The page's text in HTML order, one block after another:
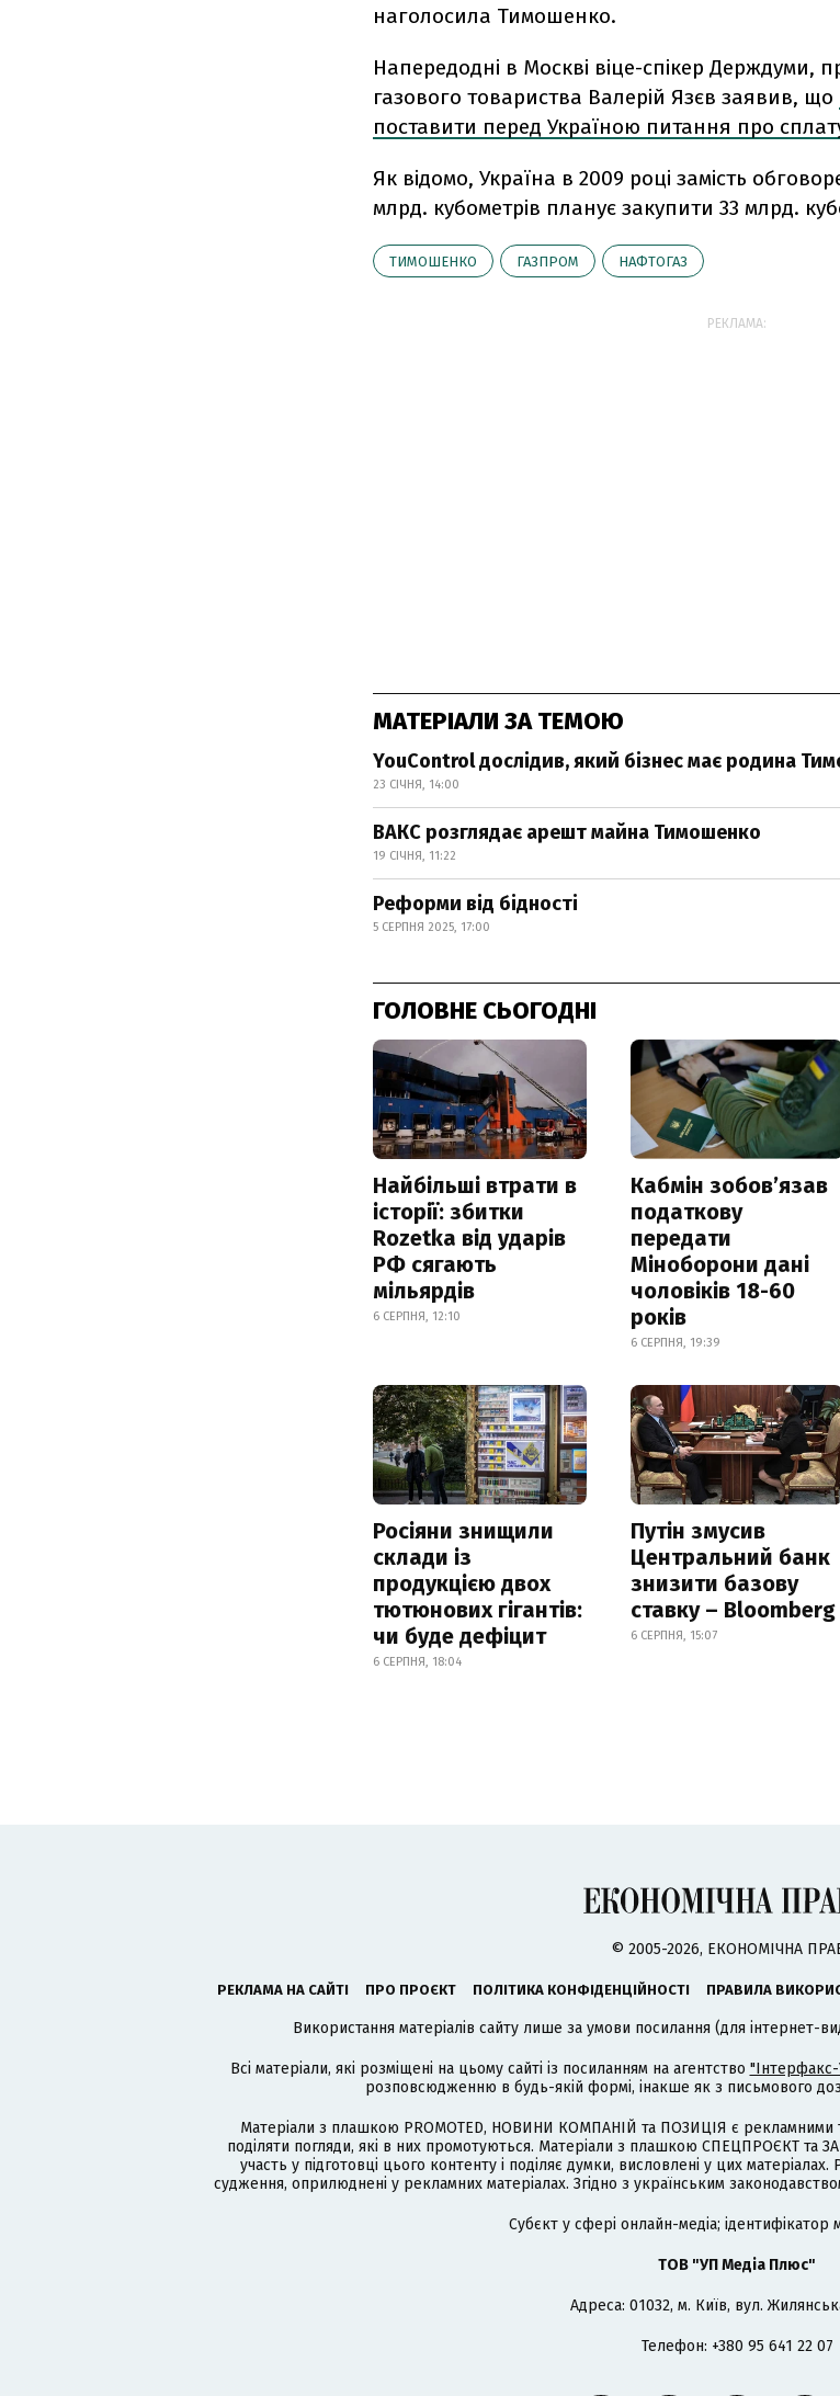
наголосила Тимошенко.
Напередодні в Москві віце-спікер Держдуми,
газового товариства Валерій Язєв заявив, що
поставити перед Україною питання про
Як відомо, Україна в 2009 році замість
млрд. кубометрів планує закупити 33 млрд.
ТИМОШЕНКО ГАЗПРОМ НАФТОГАЗ
РЕКЛАМА:
МАТЕРІАЛИ ЗА ТЕМОЮ
YouControl дослідив, який бізнес має родина
23 СІЧНЯ, 14:00
ВАКС розглядає арешт майна Тимошенко
19 СІЧНЯ, 11:22
Реформи від бідності
5 СЕРПНЯ 2025, 17:00
ГОЛОВНЕ СЬОГОДНІ
Найбільші втрати в
історії: збитки
Rozetka від ударів
РФ сягають
мільярдів
6 СЕРПНЯ, 12:10
Кабмін зобовʼязав
податкову
передати
Міноборони дані
чоловіків 18-60
років
6 СЕРПНЯ, 19:39
Росіяни знищили
склади із
продукцією двох
тютюнових гігантів:
чи буде дефіцит
6 СЕРПНЯ, 18:04
Путін змусив
Центральний банк
знизити базову
ставку – Bloomberg
6 СЕРПНЯ, 15:07
© 2005-2026, ЕКОНОМІЧНА
РЕКЛАМА НА САЙТІ ПРО ПРОЄКТ ПОЛІТИКА КОНФІДЕНЦІЙНОСТІ ПРАВИЛА
Використання матеріалів сайту лише за умови посилання (для інтернет-
Всі матеріали, які розміщені на цьому сайті із посиланням на агентство "Інтерфакс-
розповсюдженню в будь-якій формі, інакше як з письмового
Матеріали з плашкою PROMOTED, НОВИНИ КОМПАНІЙ та ПОЗИЦІЯ є рекламними
поділяти погляди, які в них промотуються. Матеріали з плашкою СПЕЦПРОЄКТ та
участь у підготовці цього контенту і поділяє думки, висловлені у цих матеріалах.
судження, оприлюднені у рекламних матеріалах. Згідно з українським
Cубєкт у сфері онлайн-медіа; ідентифікатор
ТОВ "УП Медіа Плюс"
Адреса: 01032, м. Київ, вул.
Телефон: +380 95 641 22 07